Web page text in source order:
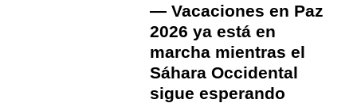
— Vacaciones en Paz
2026 ya está en
marcha mientras el
Sáhara Occidental
sigue esperando